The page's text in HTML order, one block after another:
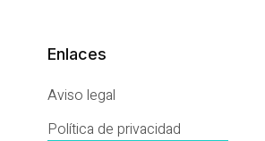
Enlaces
Aviso legal
Política de privacidad